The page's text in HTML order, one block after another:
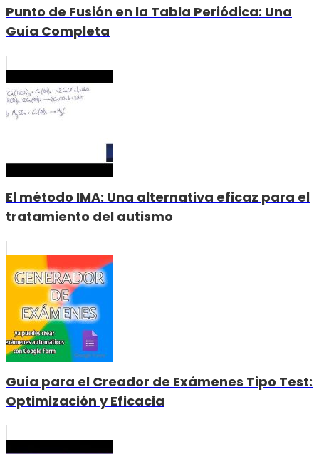
Punto de Fusión en la Tabla Periódica: Una
Guía Completa
El método IMA: Una alternativa eficaz para el
tratamiento del autismo
Guía para el Creador de Exámenes Tipo Test:
Optimización y Eficacia